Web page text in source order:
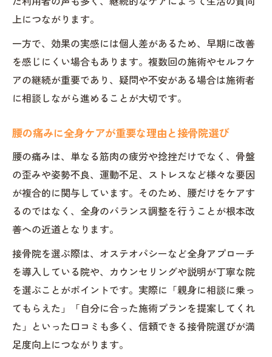
上につながります。
一方で、効果の実感には個人差があるため、早期に改善
を感じにくい場合もあります。複数回の施術やセルフケ
アの継続が重要であり、疑問や不安がある場合は施術者
に相談しながら進めることが大切です。
腰の痛みに全身ケアが重要な理由と接骨院選び
腰の痛みは、単なる筋肉の疲労や捻挫だけでなく、骨盤
の歪みや姿勢不良、運動不足、ストレスなど様々な要因
が複合的に関与しています。そのため、腰だけをケアす
るのではなく、全身のバランス調整を行うことが根本改
善への近道となります。
接骨院を選ぶ際は、オステオパシーなど全身アプローチ
を導入している院や、カウンセリングや説明が丁寧な院
を選ぶことがポイントです。実際に「親身に相談に乗っ
てもらえた」「自分に合った施術プランを提案してくれ
た」といった口コミも多く、信頼できる接骨院選びが満
足度向上につながります。